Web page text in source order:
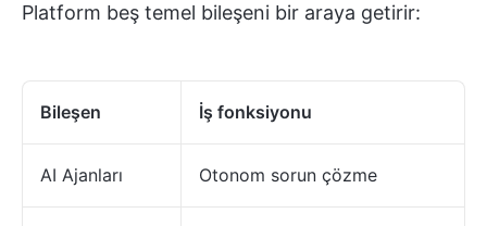
Platform beş temel bileşeni bir araya getirir:
Bileşen İş fonksiyonu
AI Ajanları Otonom sorun çözme